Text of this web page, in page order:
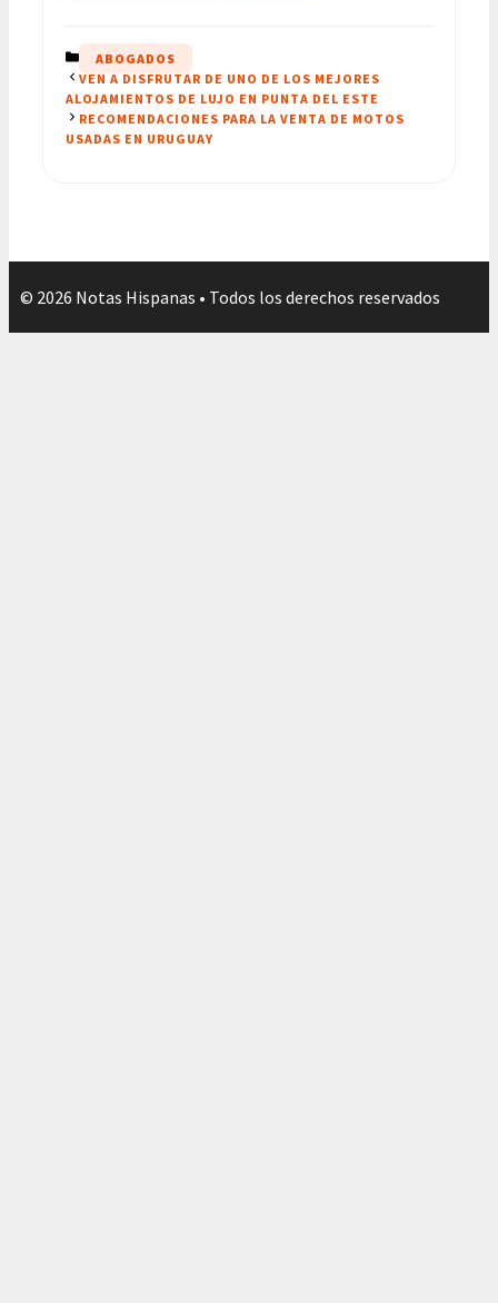
CATEGORÍAS
ABOGADOS
VEN A DISFRUTAR DE UNO DE LOS MEJORES
ALOJAMIENTOS DE LUJO EN PUNTA DEL ESTE
RECOMENDACIONES PARA LA VENTA DE MOTOS
USADAS EN URUGUAY
© 2026 Notas Hispanas • Todos los derechos reservados